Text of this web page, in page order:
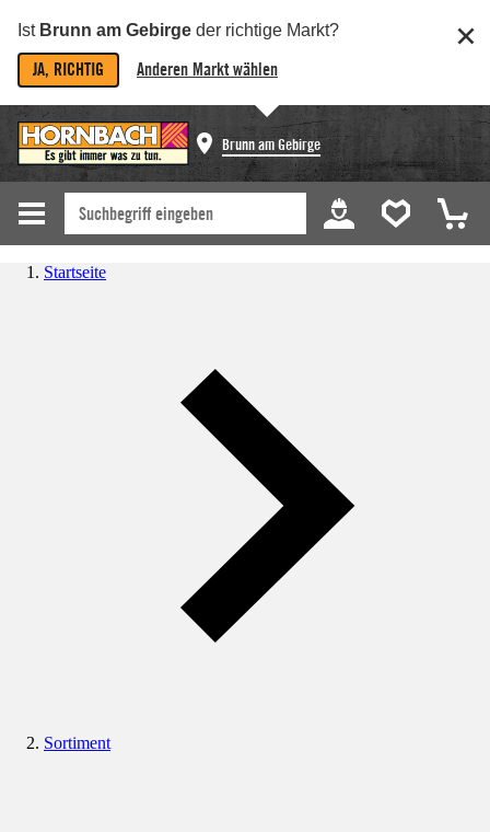
Ist Brunn am Gebirge der richtige Markt?
JA, RICHTIG Anderen Markt wählen
Brunn am Gebirge
Startseite
Sortiment